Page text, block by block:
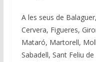
A les seus de
Cervera, Figueres,
Mataró, Martorell,
Sabadell, Sant Feliu